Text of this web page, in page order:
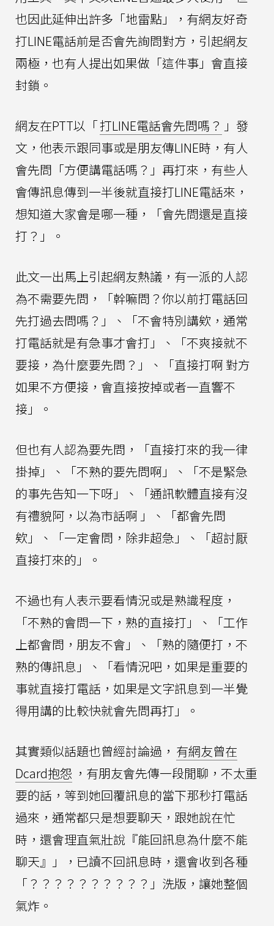
也因此延伸出許多「地雷點」，有網友好奇
打LINE電話前是否會先詢問對方，引起網友
兩極，也有人提出如果做「這件事」會直接
封鎖。
網友在PTT以「打LINE電話會先問嗎？ 」發
文，他表示跟同事或是朋友傳LINE時，有人
會先問「方便講電話嗎？」再打來，有些人
會傳訊息傳到一半後就直接打LINE電話來，
想知道大家會是哪一種，「會先問還是直接
打？」。
此文一出馬上引起網友熱議，有一派的人認
為不需要先問，「幹嘛問？你以前打電話回
先打過去問嗎？」、「不會特別講欸，通常
打電話就是有急事才會打」、「不爽接就不
要接，為什麼要先問？」、「直接打啊 對方
如果不方便接，會直接按掉或者一直響不
接」。
但也有人認為要先問，「直接打來的我一律
掛掉」、「不熟的要先問啊」、「不是緊急
的事先告知一下呀」、「通訊軟體直接有沒
有禮貌阿，以為市話啊 」、「都會先問
欸」、「一定會問，除非超急」、「超討厭
直接打來的」。
不過也有人表示要看情況或是熟識程度，
「不熟的會問一下，熟的直接打」、「工作
上都會問，朋友不會」、「熟的隨便打，不
熟的傳訊息」、「看情況吧，如果是重要的
事就直接打電話，如果是文字訊息到一半覺
得用講的比較快就會先問再打」。
其實類似話題也曾經討論過， 有網友曾在
Dcard抱怨 ，有朋友會先傳一段閒聊，不太重
要的話，等到她回覆訊息的當下那秒打電話
過來，通常都只是想要聊天，跟她說在忙
時，還會理直氣壯說『能回訊息為什麼不能
聊天』」，已讀不回訊息時，還會收到各種
「？？？？？？？？？？」洗版，讓她整個
氣炸。